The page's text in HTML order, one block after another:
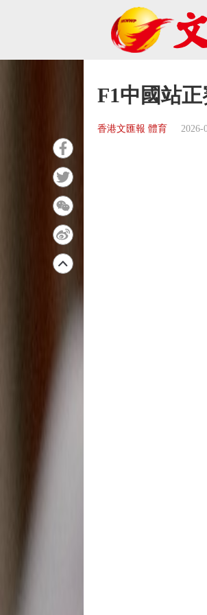
F1中國站
香港文匯報 體育 2026-